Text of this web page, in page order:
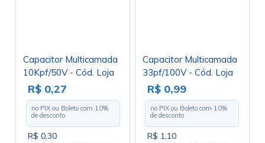
Capacitor Multicamada
10Kpf/50V - Cód. Loja
355
R$ 0,27
no PIX ou Boleto com 10%
de desconto
R$ 0,30
Capacitor Multicamada
33pf/100V - Cód. Loja
1030
R$ 0,99
no PIX ou Boleto com 10%
de desconto
R$ 1,10